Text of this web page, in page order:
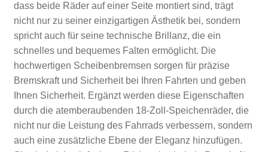
dass beide Räder auf einer Seite montiert sind, trägt
nicht nur zu seiner einzigartigen Ästhetik bei, sondern
spricht auch für seine technische Brillanz, die ein
schnelles und bequemes Falten ermöglicht. Die
hochwertigen Scheibenbremsen sorgen für präzise
Bremskraft und Sicherheit bei Ihren Fahrten und geben
Ihnen Sicherheit. Ergänzt werden diese Eigenschaften
durch die atemberaubenden 18-Zoll-Speichenräder, die
nicht nur die Leistung des Fahrrads verbessern, sondern
auch eine zusätzliche Ebene der Eleganz hinzufügen.